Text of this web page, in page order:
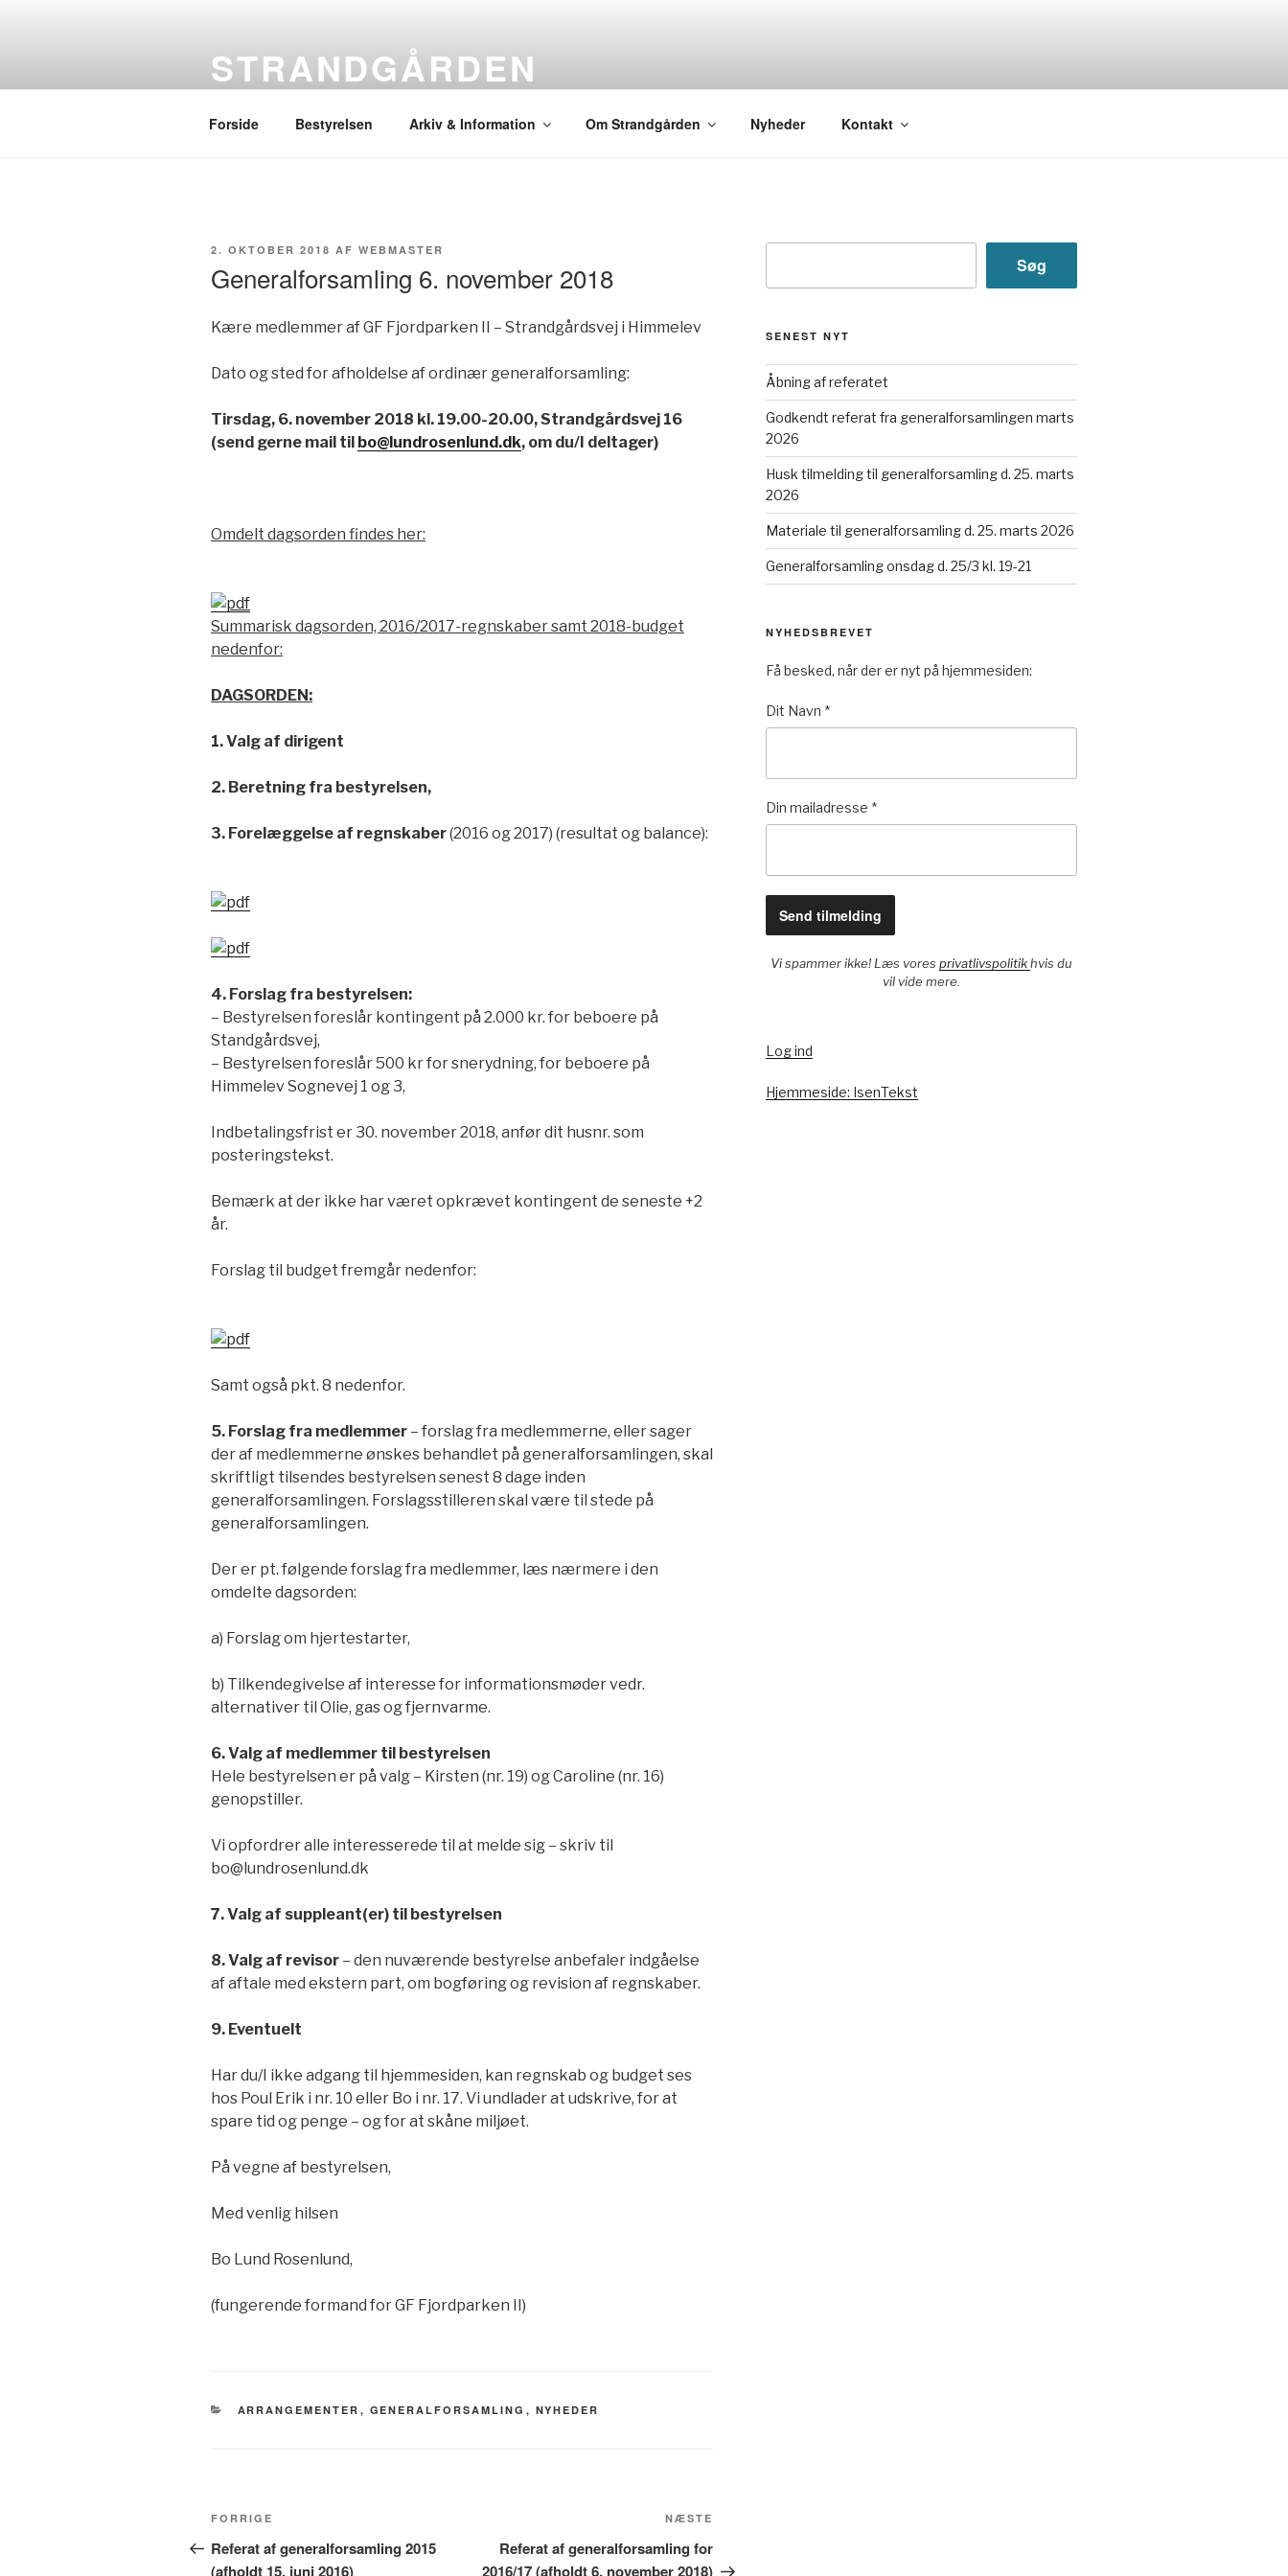
STRANDGÅRDEN
Forside Bestyrelsen Arkiv & Information Om Strandgården Nyheder Kontakt
UDGIVET
2. OKTOBER 2018 AF WEBMASTER
Generalforsamling 6. november 2018
Kære medlemmer af GF Fjordparken II – Strandgårdsvej i Himmelev
Dato og sted for afholdelse af ordinær generalforsamling:
Tirsdag, 6. november 2018 kl. 19.00-20.00, Strandgårdsvej 16
(send gerne mail til bo@lundrosenlund.dk, om du/I deltager)
Omdelt dagsorden findes her:
Summarisk dagsorden, 2016/2017-regnskaber samt 2018-budget
nedenfor:
DAGSORDEN:
1. Valg af dirigent
2. Beretning fra bestyrelsen,
3. Forelæggelse af regnskaber(2016 og 2017) (resultat og balance):
4. Forslag fra bestyrelsen:
– Bestyrelsen foreslår kontingent på 2.000 kr. for beboere på
Standgårdsvej,
– Bestyrelsen foreslår 500 kr for snerydning, for beboere på
Himmelev Sognevej 1 og 3,
Indbetalingsfrist er 30. november 2018, anfør dit husnr. som
posteringstekst.
Bemærk at der ikke har været opkrævet kontingent de seneste +2
år.
Forslag til budget fremgår nedenfor:
Samt også pkt. 8 nedenfor.
5. Forslag fra medlemmer – forslag fra medlemmerne, eller sager
der af medlemmerne ønskes behandlet på generalforsamlingen, skal
skriftligt tilsendes bestyrelsen senest 8 dage inden
generalforsamlingen. Forslagsstilleren skal være til stede på
generalforsamlingen.
Der er pt. følgende forslag fra medlemmer, læs nærmere i den
omdelte dagsorden:
a) Forslag om hjertestarter,
b) Tilkendegivelse af interesse for informationsmøder vedr.
alternativer til Olie, gas og fjernvarme.
6. Valg af medlemmer til bestyrelsen
Hele bestyrelsen er på valg – Kirsten (nr. 19) og Caroline (nr. 16)
genopstiller.
Vi opfordrer alle interesserede til at melde sig – skriv til
bo@lundrosenlund.dk
7. Valg af suppleant(er) til bestyrelsen
8. Valg af revisor – den nuværende bestyrelse anbefaler indgåelse
af aftale med ekstern part, om bogføring og revision af regnskaber.
9. Eventuelt
Har du/I ikke adgang til hjemmesiden, kan regnskab og budget ses
hos Poul Erik i nr. 10 eller Bo i nr. 17. Vi undlader at udskrive, for at
spare tid og penge – og for at skåne miljøet.
På vegne af bestyrelsen,
Med venlig hilsen
Bo Lund Rosenlund,
(fungerende formand for GF Fjordparken II)
KATEGORIER
ARRANGEMENTER , GENERALFORSAMLING , NYHEDER
Indlægsnavigation
Forrige
indlæg
FORRIGE
Referat af generalforsamling 2015
(afholdt 15. juni 2016)
indlæg
NÆSTE
Referat af generalforsamling for
2016/17 (afholdt 6. november 2018)
Søg
SENEST NYT
Åbning af referatet
Godkendt referat fra generalforsamlingen marts
2026
Husk tilmelding til generalforsamling d. 25. marts
2026
Materiale til generalforsamling d. 25. marts 2026
Generalforsamling onsdag d. 25/3 kl. 19-21
NYHEDSBREVET
Få besked, når der er nyt på hjemmesiden:
Dit Navn *
Din mailadresse *
Vi spammer ikke! Læs vores privatlivspolitikhvis du
vil vide mere.
Log ind
Hjemmeside: IsenTekst